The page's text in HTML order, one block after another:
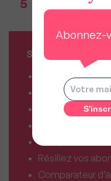
5
studios partent
location
SERVICES MY
Combien vaut
Combien puis-je
Comparateur
Comparateur
Résiliez vos
Comparateur
Abonnez-